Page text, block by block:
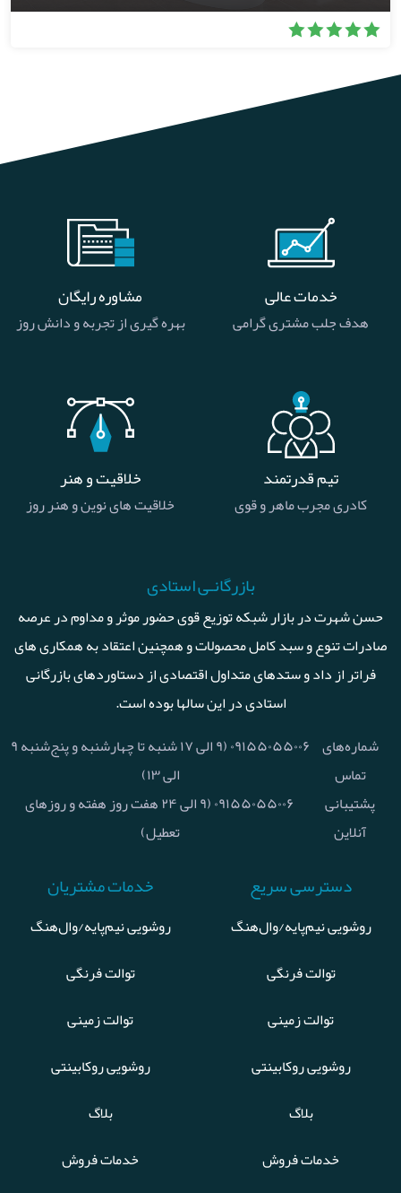
خدمات عالی
هدف جلب مشتری گرامی
مشاوره رایگان
بهره گیری از تجربه و دانش روز
تیم قدرتمند
کادری مجرب ماهر و قوی
خلاقیت و هنر
خلاقیت های نوین و هنر روز
بازرگانـی استادی
حسن شهرت در بازار شبکه توزیع قوی حضور موثر و مداوم در عرصه
صادرات تنوع و سبد کامل محصولات و همچنین اعتقاد به همکاری های
فراتر از داد و ستدهای متداول اقتصادی از دستاوردهای بازرگانی
استادی در این سالها بوده است.
شماره‌های
تماس
۰۹۱۵۵۰۵۵۰۰۶ (۹ الی ۱۷ شنبه تا چهارشنبه و پنج‌شنبه ۹
الی ۱۳)
پشتیبانی
آنلاین
۰۹۱۵۵۰۵۵۰۰۶ (۹ الی ۲۴ هفت روز هفته و روزهای
تعطیل)
دسترسی سریع
روشویی نیم‌پایه/وال‌هنگ
توالت فرنگی
توالت زمینی
روشویی روکابینتی
بلاگ
خدمات فروش
خدمات مشتریان
روشویی نیم‌پایه/وال‌هنگ
توالت فرنگی
توالت زمینی
روشویی روکابینتی
بلاگ
خدمات فروش